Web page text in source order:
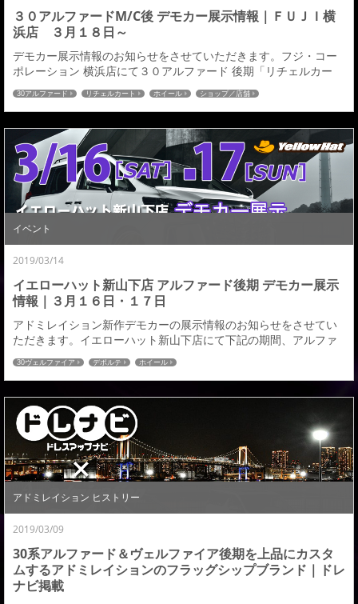
３０アルファードM/C後 デモカー展示情報｜ＦＵＪＩ横
浜店 ３月１８日～
デモカー展示情報のお知らせをさせていただきます。フジ・コー
ポレーション 横浜店にて３０アルファード 後期「リチェルカー
ト」デモカーを下記の期間展示させていただきます。この展示で
は先日発売したばかりのアミスタットライエンＣ０１0の新色ゴー
ルドカラー２色［ブラックスクリットゴールドマシニング］と
［ファインゴールド］を装着しての展示となります。皆様この機
会の是非お立ちよりいただければと思います。 展示期...
30アルファード リチェルカート ホイール ショップ／店舗
イベント
2019/03/14
イエローハット新山下店 アルファード後期 デモカー展示
情報｜３月１６日・１７日
アドミレイション新作デモカーの展示情報のお知らせをさせてい
ただきます。イエローハット新山下店にて下記の期間、アルファ
ードM/C後「リチェルカート」デモカーを展示いたします。この
展示では先日発売したばかりのアミスタットライエンＣ０１0の新
色ゴールドカラー２色［ブラックスクリットゴールドマシニン
グ］と［ファインゴールド］を装着しての展示となります。皆様
この機会の是非お立ちよりいただければと思います。 ...
30ヴェルファイア デポルテ ホイール
アドミレイション ヒストリー
2019/03/09
30系アルファード＆ヴェルファイア後期を上品にカスタ
ムするアドミレイションのフラッグシップブランド｜ドレ
ナビ掲載